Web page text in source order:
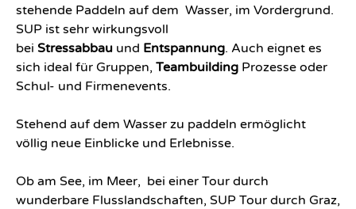
stehende Paddeln auf dem Wasser, im Vordergrund.
SUP ist sehr wirkungsvoll
bei Stressabbau und Entspannung. Auch eignet es
sich ideal für Gruppen, Teambuilding Prozesse oder
Schul- und Firmenevents.
Stehend auf dem Wasser zu paddeln ermöglicht
völlig neue Einblicke und Erlebnisse.
Ob am See, im Meer, bei einer Tour durch
wunderbare Flusslandschaften, SUP Tour durch Graz,